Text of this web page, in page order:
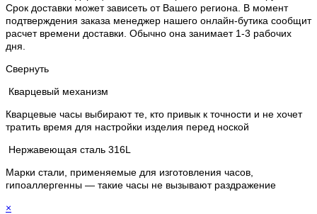
Срок доставки может зависеть от Вашего региона. В момент
подтверждения заказа менеджер нашего онлайн-бутика сообщит
расчет времени доставки. Обычно она занимает 1-3 рабочих
дня.
Свернуть
Кварцевый механизм
Кварцевые часы выбирают те, кто привык к точности и не хочет
тратить время для настройки изделия перед ноской
Нержавеющая сталь 316L
Марки стали, применяемые для изготовления часов,
гипоаллергенны — такие часы не вызывают раздражение
×